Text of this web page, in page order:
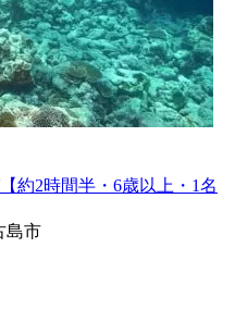
約2時間半・6歳以上・1名
島市